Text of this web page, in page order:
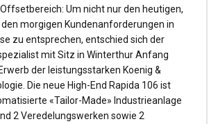
Um nicht nur den heutigen,
morgigen Kundenanforderungen in
zu entsprechen, entschied sich der
mit Sitz in Winterthur Anfang
der leistungsstarken Koenig &
Die neue High-End Rapida 106 ist
«Tailor-Made» Industrieanlage
2 Veredelungswerken sowie 2